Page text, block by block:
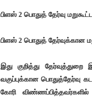
பிளஸ் 2 பொதுத் தேர்வு
பிளஸ் 2 பொதுத் தேர்வுக்கான
இது குறித்து தேர்வுத்துறை
வகுப்புக்கான பொதுத்தேர்வு
கோரி